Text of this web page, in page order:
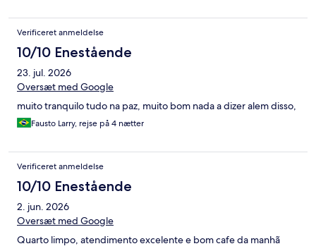
Verificeret anmeldelse
10/10 Enestående
23. jul. 2026
Oversæt med Google
muito tranquilo tudo na paz, muito bom nada a dizer alem disso,
Fausto Larry, rejse på 4 nætter
Verificeret anmeldelse
10/10 Enestående
2. jun. 2026
Oversæt med Google
Quarto limpo, atendimento excelente e bom cafe da manhã